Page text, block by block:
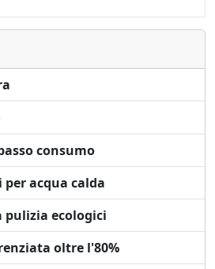
consumo
acqua calda
ecologici
oltre l'80%